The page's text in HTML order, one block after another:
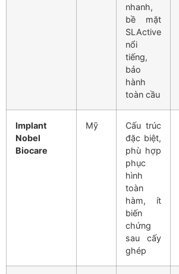
nhanh,
bề mặt
SLActive
nổi
tiếng,
bảo
hành
toàn cầu
Implant
Nobel
Biocare
Mỹ
Cấu trúc
đặc biệt,
phù hợp
phục
hình
toàn
hàm, ít
biến
chứng
sau cấy
ghép